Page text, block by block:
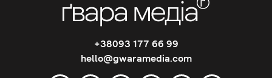
+38093 177 66 99
hello@gwaramedia.com